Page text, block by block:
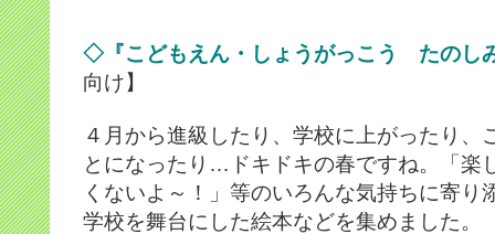
◇『こどもえん・しょうがっこう たのし
向け】
４月から進級したり、学校に上がったり、
とになったり…ドキドキの春ですね。「楽
くないよ～！」等のいろんな気持ちに寄り
学校を舞台にした絵本などを集めました。